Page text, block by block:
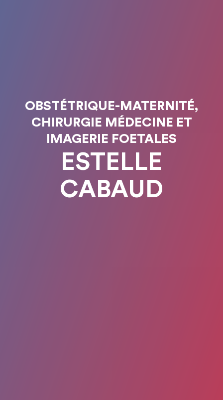
OBSTÉTRIQUE-MATERNITÉ,
CHIRURGIE MÉDECINE ET
IMAGERIE FOETALES
ESTELLE
CABAUD